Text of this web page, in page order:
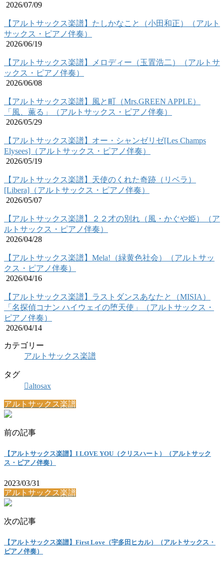
2026/07/09
【アルトサックス楽譜】たしかなこと（小田和正）（アルト
サックス・ピアノ伴奏）
2026/06/19
【アルトサックス楽譜】メロディー（玉置浩二）（アルトサ
ックス・ピアノ伴奏）
2026/06/08
【アルトサックス楽譜】風と町（Mrs.GREEN APPLE）
「風、薫る」（アルトサックス・ピアノ伴奏）
2026/05/29
【アルトサックス楽譜】オー・シャンゼリゼ[Les Champs
Elysees]（アルトサックス・ピアノ伴奏）
2026/05/19
【アルトサックス楽譜】天使のくれた奇跡（リベラ）
[Libera]（アルトサックス・ピアノ伴奏）
2026/05/07
【アルトサックス楽譜】２２才の別れ（風・かぐや姫）（ア
ルトサックス・ピアノ伴奏）
2026/04/28
【アルトサックス楽譜】Mela!（緑黄色社会）（アルトサッ
クス・ピアノ伴奏）
2026/04/16
【アルトサックス楽譜】ラストダンスあなたと（MISIA）
「名探偵コナン ハイウェイの堕天使」（アルトサックス・
ピアノ伴奏）
2026/04/14
カテゴリー
アルトサックス楽譜
タグ
altosax
アルトサックス楽譜
前の記事
【アルトサックス楽譜】I LOVE YOU（クリスハート）（アルトサック
ス・ピアノ伴奏）
2023/03/31
アルトサックス楽譜
次の記事
【アルトサックス楽譜】First Love（宇多田ヒカル）（アルトサックス・
ピアノ伴奏）